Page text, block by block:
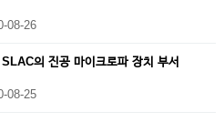
08-26
의 진공 마이크로파 장치 부서
08-25